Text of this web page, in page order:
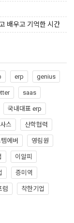
배우고 기억한 시간
erp
genius
saas
국내대표 erp
사스
산학협력
에버
영림원
이알피
증미역
럼
착한기업